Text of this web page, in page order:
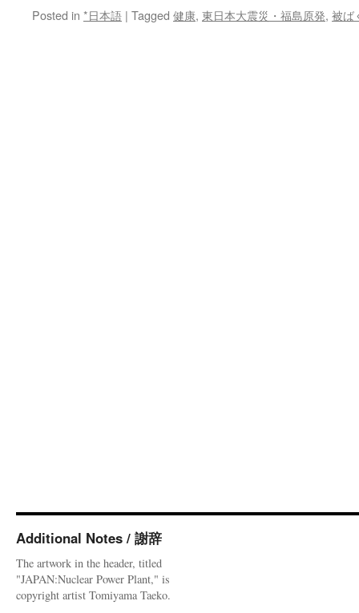
Posted in *日本語 | Tagged 健康, 東日本大震災・福島原発, 被ば
Additional Notes / 謝辞
The artwork in the header, titled
"JAPAN:Nuclear Power Plant," is
copyright artist Tomiyama Taeko.